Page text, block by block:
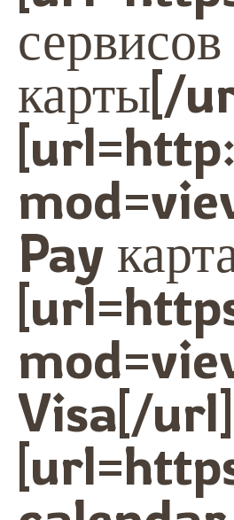
сервисов
карты[/
Pay
Visa[/url]